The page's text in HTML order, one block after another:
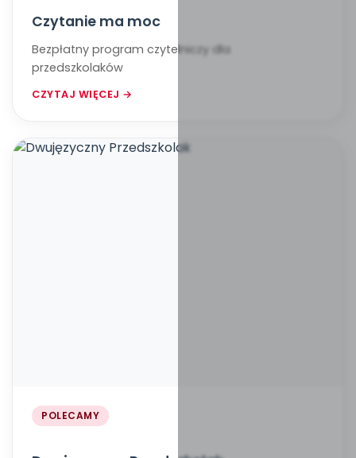
Czytanie ma moc
Bezpłatny program czytelniczy dla
przedszkolaków
CZYTAJ WIĘCEJ →
POLECAMY